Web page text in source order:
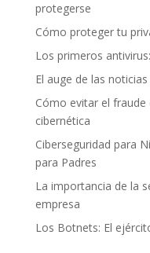
protegerse
Cómo proteger tu
Los primeros
El auge de las
Cómo evitar el
cibernética
Ciberseguridad para
para Padres
La importancia de la
empresa
Los Botnets: El